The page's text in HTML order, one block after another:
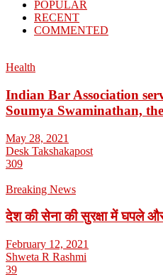
POPULAR
RECENT
COMMENTED
Health
Indian Bar Association
Soumya Swaminathan,
May 28, 2021
Desk Takshakapost
309
Breaking News
देश की सेना की सुरक्षा में घपले
February 12, 2021
Shweta R Rashmi
39